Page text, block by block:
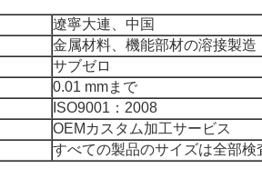
遼寧大連、中国
金属材料、機能部材の溶接製造
サブゼロ
0.01 mmまで
ISO9001：2008
OEMカスタム加工サービス
すべての製品のサイズは全部